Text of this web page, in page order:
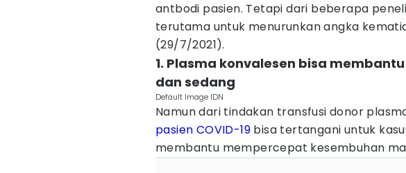
antbodi pasien. Tetapi dari beberapa
terutama untuk menurunkan angka
(29/7/2021).
1. Plasma konvalesen bisa
dan sedang
Default Image IDN
Namun dari tindakan transfusi donor
pasien COVID-19 bisa tertangani untuk
membantu mempercepat kesembuhan